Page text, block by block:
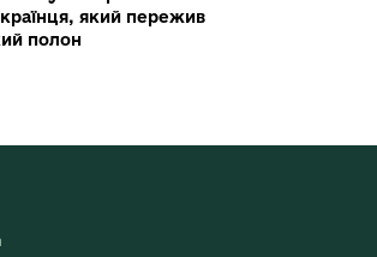
який пережив
полон